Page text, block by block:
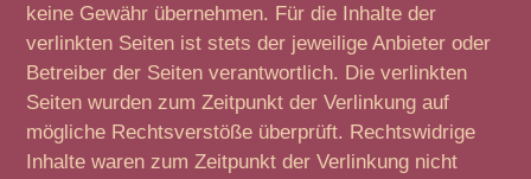
keine Gewähr übernehmen. Für die Inhalte der
verlinkten Seiten ist stets der jeweilige Anbieter oder
Betreiber der Seiten verantwortlich. Die verlinkten
Seiten wurden zum Zeitpunkt der Verlinkung auf
mögliche Rechtsverstöße überprüft. Rechtswidrige
Inhalte waren zum Zeitpunkt der Verlinkung nicht